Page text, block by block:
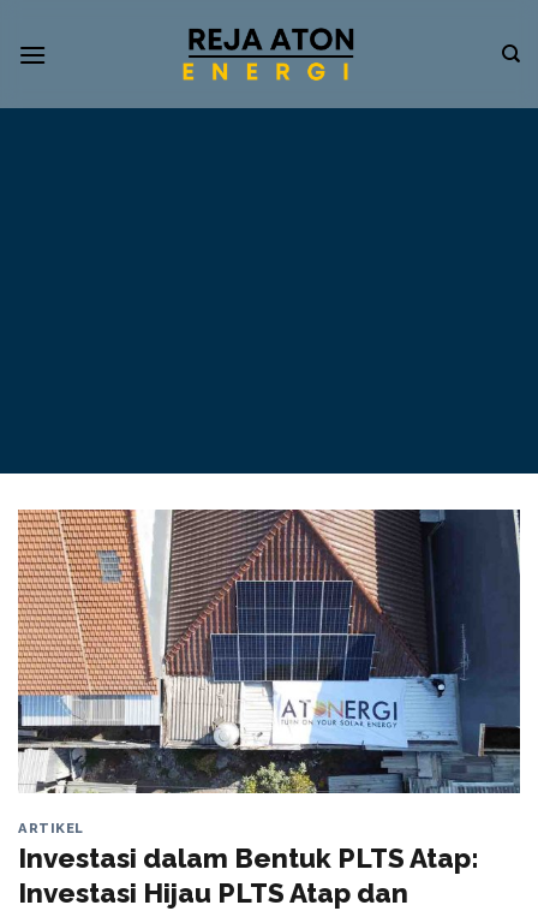
Informasi
ARTIKEL
Investasi dalam Bentuk PLTS Atap:
Investasi Hijau PLTS Atap dan